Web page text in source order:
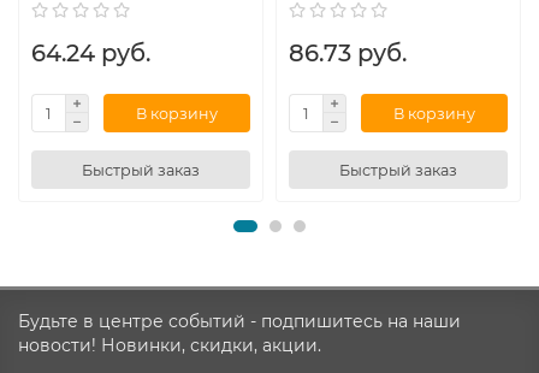
64.24 руб.
В корзину
Быстрый заказ
86.73 руб.
В корзину
Быстрый заказ
Будьте в центре событий - подпишитесь на наши
новости! Новинки, скидки, акции.